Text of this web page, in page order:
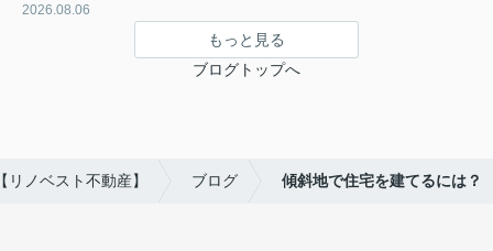
2026.08.06
もっと見る
ブログトップへ
ノベスト不動産】 ブログ 傾斜地で住宅を建てるには？